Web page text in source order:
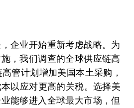
企业开始重新考虑战略。为
，我们调查的全球供应链高
管计划增加美国本土采购，
以应对更高的关税。选择美
能够进入全球最大市场，但